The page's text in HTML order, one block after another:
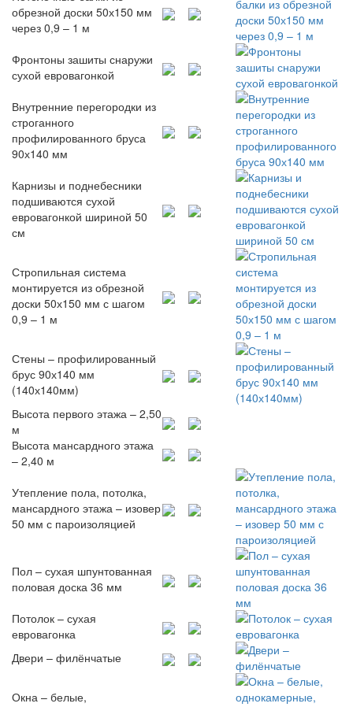
обрезной доски 50х150 мм
через 0,9 – 1 м
Фронтоны зашиты снаружи
сухой евровагонкой
Внутренние перегородки из
строганного
профилированного бруса
90х140 мм
Карнизы и поднебесники
подшиваются сухой
евровагонкой шириной 50
см
Стропильная система
монтируется из обрезной
доски 50х150 мм с шагом
0,9 – 1 м
Стены – профилированный
брус 90х140 мм
(140х140мм)
Высота первого этажа – 2,50
м
Высота мансардного этажа
– 2,40 м
Утепление пола, потолка,
мансардного этажа – изовер
50 мм с пароизоляцией
Пол – сухая шпунтованная
половая доска 36 мм
Потолок – сухая
евровагонка
Двери – филёнчатые
Окна – белые,